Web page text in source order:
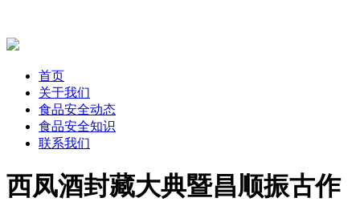
首页
关于我们
食品安全动态
食品安全知识
联系我们
西凤酒封藏大典暨昌顺振古作